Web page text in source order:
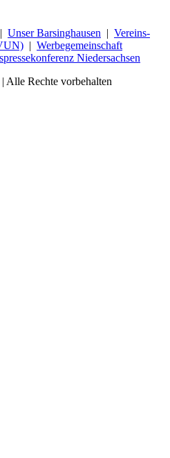
| Unser Barsinghausen | Vereins-
| Werbegemeinschaft
Niedersachsen
Alle Rechte vorbehalten